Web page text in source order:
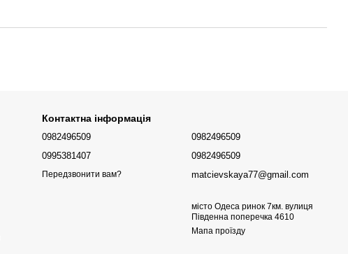
Контактна інформація
0982496509
0995381407
Передзвонити вам?
0982496509
0982496509
matcievskaya77@gmail.com
місто Одеса ринок 7км. вулиця
Південна поперечка 4610
Мапа проїзду